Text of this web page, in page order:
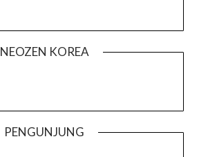
NEOZEN KOREA
PENGUNJUNG